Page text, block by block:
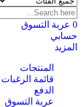
0 عربة التسوق
حسابي
المزيد
المنتجات
قائمة الرغبات
الدفع
عربة التسوق